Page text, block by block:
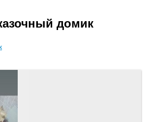
домик